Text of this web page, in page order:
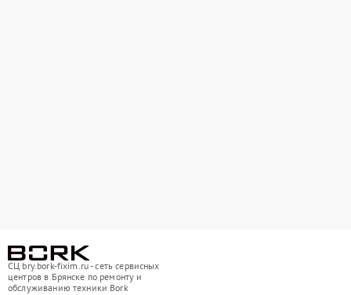
СЦ bry.bork-fixim.ru - сеть сервисных
центров в Брянске по ремонту и
обслуживанию техники Bork